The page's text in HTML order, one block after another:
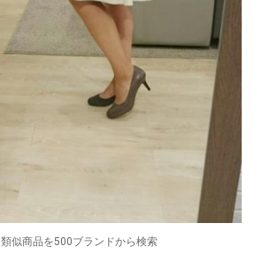
類似商品を500ブランドから検索